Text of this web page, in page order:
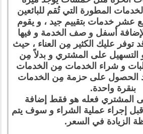
المطورة التي تُقم للبائعين
عشر خدمات بتقييم جيد ، و يقوم
الإضافة أسفل و صف الخدمة و فيها
عليك الكثير مِن العناء ، حيث
التسهيل على المشتري و بدلاً مِن
و شراء الخدمات مِن الخدمات
الحصول على حزمة مِن الخدمات
بنقرة واحدة.
المشتري فعله هو فقط إضافة
قبل إجراء عملية الشراء و سوف يتم
الزيادة في السعر.